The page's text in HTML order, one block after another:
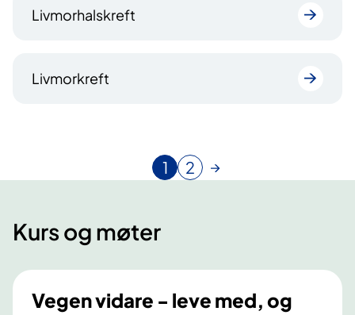
Livmorhalskreft
Livmorkreft
N
e
d
1
G
s
d
2
Kurs og møter
Vegen vidare - leve med, og